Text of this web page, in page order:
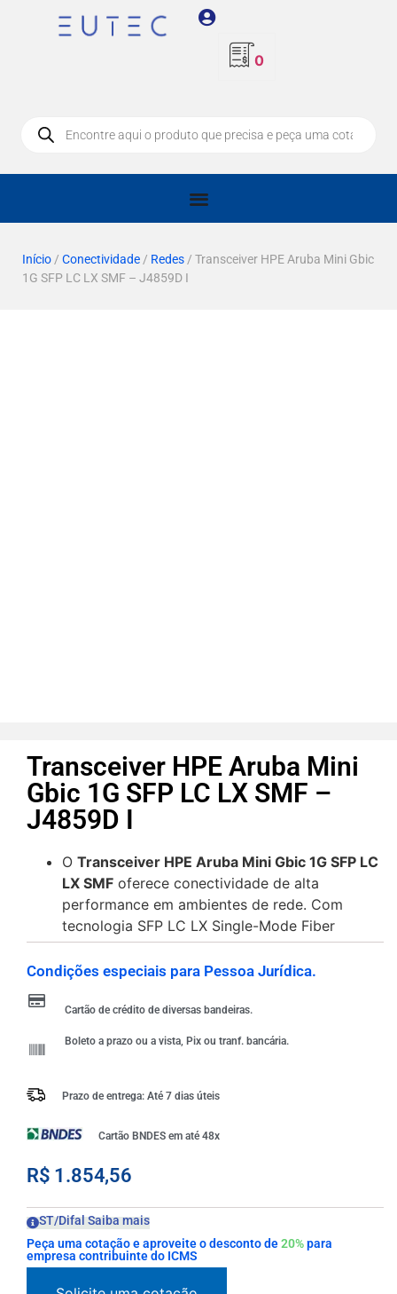
0
Início / Conectividade / Redes / Transceiver HPE Aruba Mini Gbic
1G SFP LC LX SMF – J4859D I
Transceiver HPE Aruba Mini
Gbic 1G SFP LC LX SMF –
J4859D I
O Transceiver HPE Aruba Mini Gbic 1G SFP LC
LX SMF oferece conectividade de alta
performance em ambientes de rede. Com
tecnologia SFP LC LX Single-Mode Fiber
Condições especiais para Pessoa Jurídica.
Cartão de crédito de diversas bandeiras.
Boleto a prazo ou a vista, Pix ou tranf. bancária.
Prazo de entrega: Até 7 dias úteis
Cartão BNDES em até 48x
R$ 1.854,56
ST/Difal Saiba mais
Peça uma cotação e aproveite o desconto de20%para
empresa contribuinte do ICMS